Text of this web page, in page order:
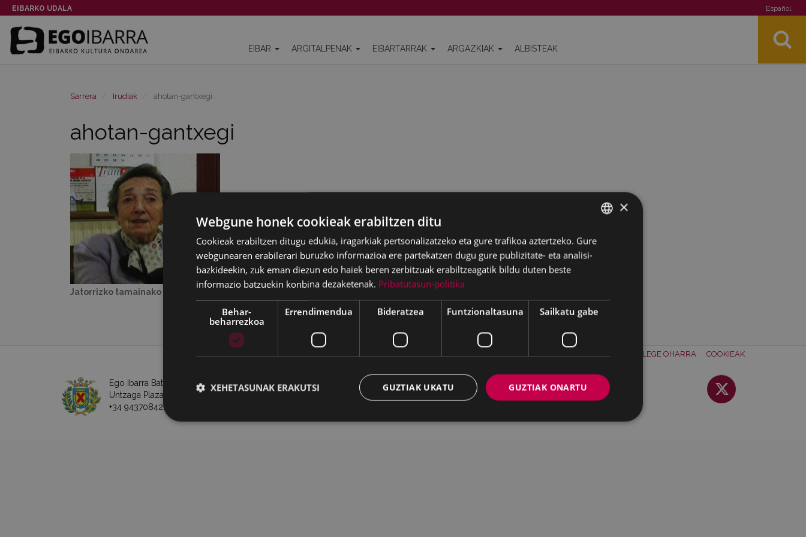
EIBARKO UDALA Español
EIBAR ARGITALPENAK EIBARTARRAK ARGAZKIAK ALBISTEAK
Sarrera Irudiak ahotan-gantxegi
ahotan-gantxegi
Jatorrizko tamainako irudia:
WEB MAPA IRISGARRITASUNA KONTAKTUA BATZORDEA LEGE OHARRA COOKIEAK
Ego Ibarra Batzordea - Eibarko Udala
Untzaga Plaza - 20600 Eibar
+34 943708421 -
BASQUE
SPANISH
×
Webgune honek cookieak erabiltzen ditu
Cookieak erabiltzen ditugu edukia, iragarkiak pertsonalizatzeko eta gure trafikoa aztertzeko. Gure
webgunearen erabilerari buruzko informazioa ere partekatzen dugu gure publizitate- eta analisi-
bazkideekin, zuk eman diezun edo haiek beren zerbitzuak erabiltzeagatik bildu duten beste
informazio batzuekin konbina dezaketenak. Pribatutasun-politika
Behar-
beharrezkoa
Errendimendua Bideratzea Funtzionaltasuna Sailkatu gabe
GUZTIAK ONARTU
GUZTIAK UKATU
XEHETASUNAK ERAKUTSI